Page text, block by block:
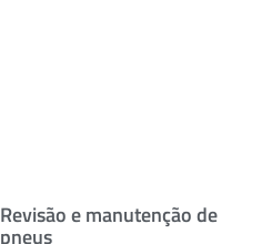
Revisão e manutenção de
pneus